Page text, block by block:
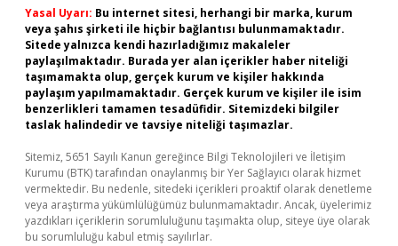
Yasal Uyarı: Bu internet sitesi, herhangi bir marka, kurum
veya şahıs şirketi ile hiçbir bağlantısı bulunmamaktadır.
Sitede yalnızca kendi hazırladığımız makaleler
paylaşılmaktadır. Burada yer alan içerikler haber niteliği
taşımamakta olup, gerçek kurum ve kişiler hakkında
paylaşım yapılmamaktadır. Gerçek kurum ve kişiler ile isim
benzerlikleri tamamen tesadüfidir. Sitemizdeki bilgiler
taslak halindedir ve tavsiye niteliği taşımazlar.
Sitemiz, 5651 Sayılı Kanun gereğince Bilgi Teknolojileri ve İletişim
Kurumu (BTK) tarafından onaylanmış bir Yer Sağlayıcı olarak hizmet
vermektedir. Bu nedenle, sitedeki içerikleri proaktif olarak denetleme
veya araştırma yükümlülüğümüz bulunmamaktadır. Ancak, üyelerimiz
yazdıkları içeriklerin sorumluluğunu taşımakta olup, siteye üye olarak
bu sorumluluğu kabul etmiş sayılırlar.